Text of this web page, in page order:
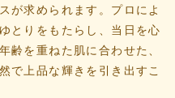
が求められます。プロによ
とりをもたらし、当日を心
齢を重ねた肌に合わせた、
で上品な輝きを引き出すこ